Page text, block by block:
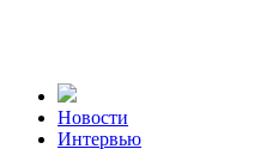
Новости
Интервью